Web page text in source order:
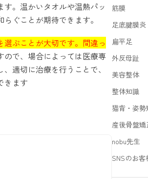
。温かいタオルや温熱パッ
ぐことが期待できます。
ぶことが大切です。間違っ
ので、場合によっては医療専
適切に治療を行うことで、
きます
筋膜
足底腱膜炎
扁平足
外反母趾
美容整体
整体知識
猫背・姿勢
産後骨盤矯
nobu先生
SNSのお